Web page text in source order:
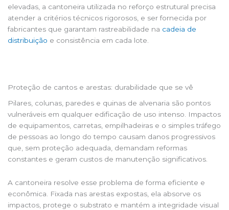
elevadas, a cantoneira utilizada no reforço estrutural precisa
atender a critérios técnicos rigorosos, e ser fornecida por
fabricantes que garantam rastreabilidade na cadeia de
distribuição e consistência em cada lote.
Proteção de cantos e arestas: durabilidade que se vê
Pilares, colunas, paredes e quinas de alvenaria são pontos
vulneráveis em qualquer edificação de uso intenso. Impactos
de equipamentos, carretas, empilhadeiras e o simples tráfego
de pessoas ao longo do tempo causam danos progressivos
que, sem proteção adequada, demandam reformas
constantes e geram custos de manutenção significativos.
A cantoneira resolve esse problema de forma eficiente e
econômica. Fixada nas arestas expostas, ela absorve os
impactos, protege o substrato e mantém a integridade visual